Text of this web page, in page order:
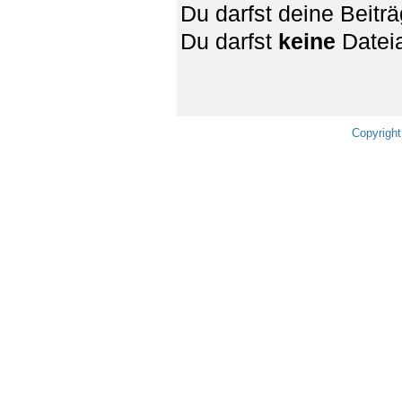
Du darfst deine
Du darfst keine